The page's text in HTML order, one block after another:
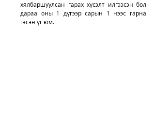
хялбаршуулсан гарах хүсэлт илгээсэн бол
дараа оны 1 дүгээр сарын 1 нээс гарна
гэсэн үг юм.